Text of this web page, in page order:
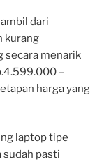
dari
kurang
secara menarik
–
harga yang
laptop tipe
sudah pasti